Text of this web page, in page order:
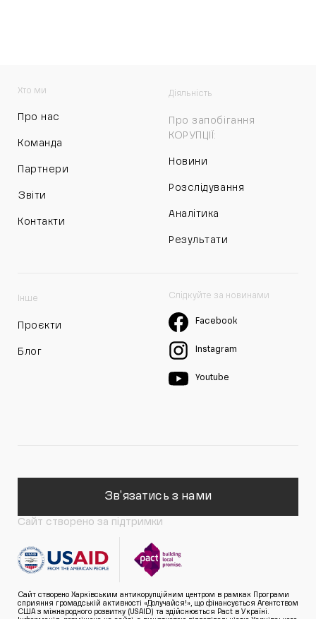
Хто ми
Про нас
Команда
Партнери
Звіти
Контакти
Діяльність
Про запобігання
КОРУПЦІЇ:
Новини
Розслідування
Аналітика
Результати
Інше
Проєкти
Блог
Слідкуйте за новинами
Facebook
Instagram
Youtube
Зв'язатись з нами
Сайт створено за підтримки
Сайт створено Харківським антикорупційним центром в рамках Програми
сприяння громадській активності «Долучайся!», що фінансується Агентством
США з міжнародного розвитку (USAID) та здійснюється Pact в Україні.